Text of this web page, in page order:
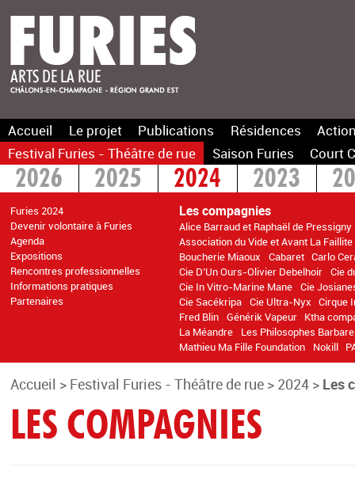
Accueil Le projet Publications Résidences
Festival Furies - Théâtre de rue
Saison Furies Court
2026 2025 2024
Furies 2024
Devenir volontaire à Furies
Agenda
Expositions
Rencontres professionnelles
Informations pratiques
Partenaires
Les compagnies
Alice Barraud et Raphaël de Pressigny
Association du Vide et Avant La Faillite
Boucherie Miaoux
Cabaret Carlo
Cie D’Un Ours-Olivier Debelhoir Cie
Cie In Vitro-Marine Mane Cie
Cie Sacékripa Cie Ultra-Nyx Cirque
Fred Blin Générik Vapeur Ktha
La Méandre
Les Philosophes
Mathieu Ma Fille Foundation
Nokill
2023
2016
>2014
Accueil > Festival Furies - Théâtre de rue > 2024 > Les
LES COMPAGNIES